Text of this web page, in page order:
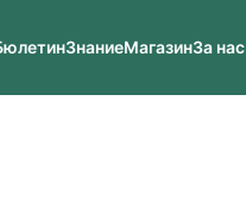
ЗнаниеМагазинЗа нас